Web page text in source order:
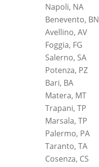
Napoli, NA
Benevento, BN
Avellino, AV
Foggia, FG
Salerno, SA
Potenza, PZ
Bari, BA
Matera, MT
Trapani, TP
Marsala, TP
Palermo, PA
Taranto, TA
Cosenza, CS